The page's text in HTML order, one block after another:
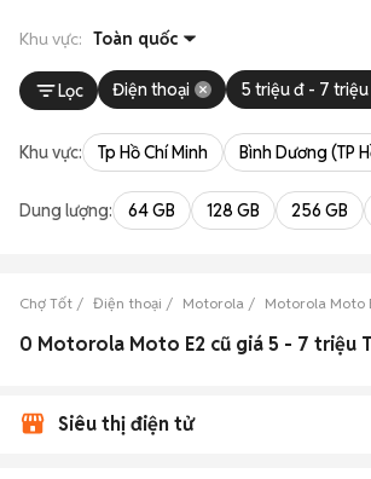
Khu vực: Toàn quốc
Lọc Điện thoại 5 triệu đ - 7
Khu vực: Tp Hồ Chí Minh Bình Dương (TP
Dung lượng: 64 GB 128 GB 256 GB
Chợ Tốt Điện thoại Motorola Motorola Moto
0 Motorola Moto E2 cũ giá 5 - 7 triệu
Siêu thị điện tử